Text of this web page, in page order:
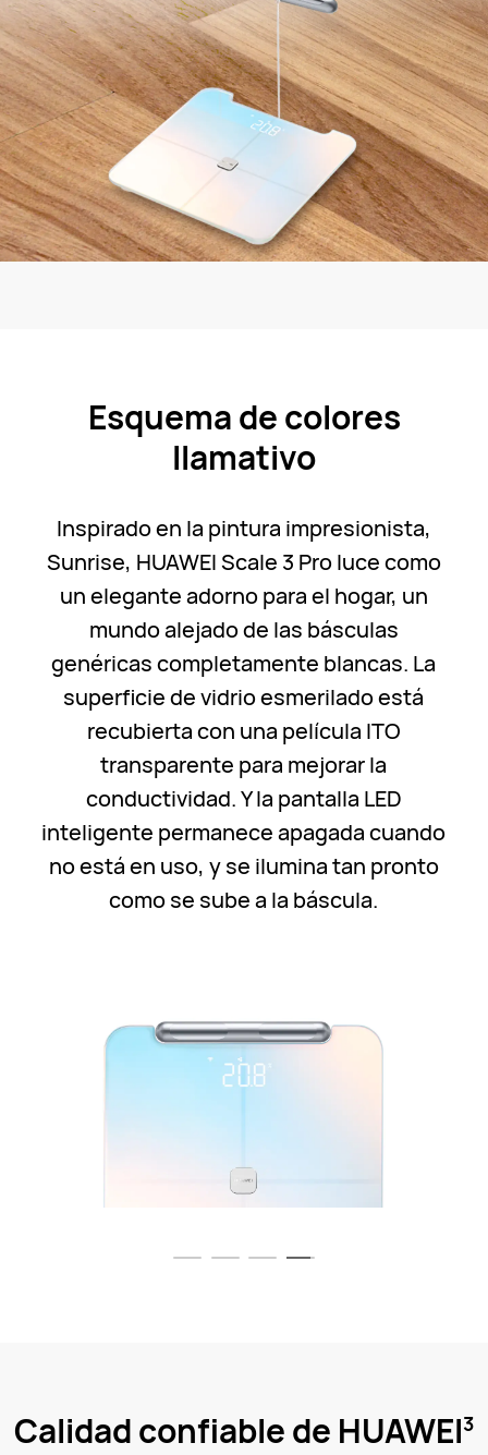
Esquema de colores
llamativo
Inspirado en la pintura impresionista,
Sunrise, HUAWEI Scale 3 Pro luce como
un elegante adorno para el hogar, un
mundo alejado de las básculas
genéricas completamente blancas. La
superficie de vidrio esmerilado está
recubierta con una película ITO
transparente para mejorar la
conductividad. Y la pantalla LED
inteligente permanece apagada cuando
no está en uso, y se ilumina tan pronto
como se sube a la báscula.
Calidad confiable de HUAWEI3